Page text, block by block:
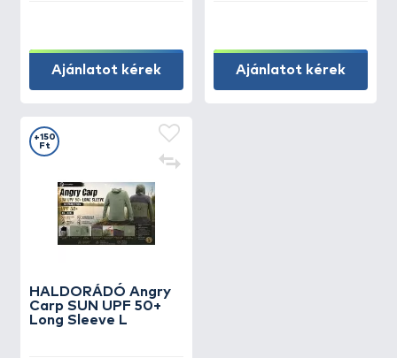
Ajánlatot kérek Ajánlatot kérek
HALDORÁDÓ Angry
Carp SUN UPF 50+
Long Sleeve L
+150
Ft